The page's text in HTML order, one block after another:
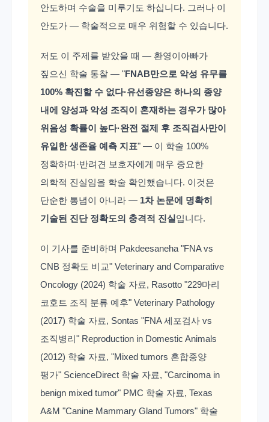
안도하며 수술을 미루기도 하십니다. 그러나 이
안도가 — 학술적으로 매우 위험할 수 있습니다.
저도 이 주제를 받았을 때 — 환영이아빠가
짚으신 학술 통찰 — "FNAB만으로 악성 유무를
100% 확진할 수 없다·유선종양은 하나의 종양
내에 양성과 악성 조직이 혼재하는 경우가 많아
위음성 확률이 높다·완전 절제 후 조직검사만이
유일한 생존율 예측 지표" — 이 학술 100%
정확하며·반려견 보호자에게 매우 중요한
의학적 진실임을 학술 확인했습니다. 이것은
단순한 통념이 아니라 — 1차 논문에 명확히
기술된 진단 정확도의 충격적 진실입니다.
이 기사를 준비하며 Pakdeesaneha "FNA vs
CNB 정확도 비교" Veterinary and Comparative
Oncology (2024) 학술 자료, Rasotto "229마리
코호트 조직 분류 예후" Veterinary Pathology
(2017) 학술 자료, Sontas "FNA 세포검사 vs
조직병리" Reproduction in Domestic Animals
(2012) 학술 자료, "Mixed tumors 혼합종양
평가" ScienceDirect 학술 자료, "Carcinoma in
benign mixed tumor" PMC 학술 자료, Texas
A&M "Canine Mammary Gland Tumors" 학술